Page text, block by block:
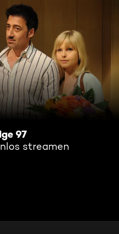
97
streamen